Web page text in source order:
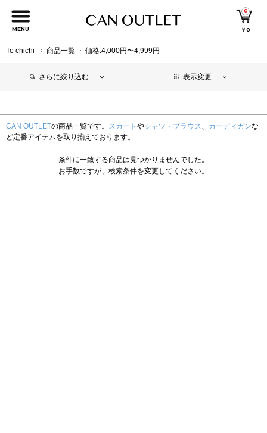
MENU
0
￥0
Te chichi 商品一覧 価格:4,000円〜4,999円
さらに絞り込む 表示変更
CAN OUTLETの商品一覧です。 スカート やシャツ・ブラウス、 カーディガンな
ど定番アイテムを取り揃えております。
条件に一致する商品は見つかりませんでした。
お手数ですが、検索条件を変更してください。